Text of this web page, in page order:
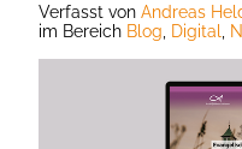
Verfasst von Andreas
im Bereich Blog Digital